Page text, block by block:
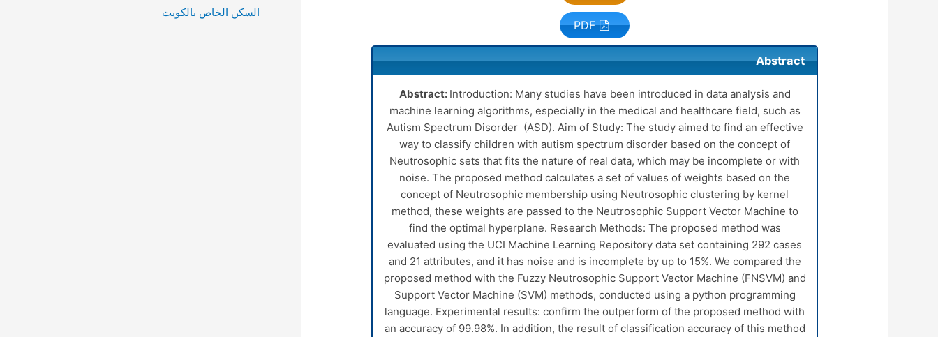
PDF
Abstract
Abstract: Introduction: Many studies have been introduced in data analysis and
machine learning algorithms, especially in the medical and healthcare field, such as
Autism Spectrum Disorder (ASD). Aim of Study: The study aimed to find an effective
way to classify children with autism spectrum disorder based on the concept of
Neutrosophic sets that fits the nature of real data, which may be incomplete or with
noise. The proposed method calculates a set of values of weights based on the
concept of Neutrosophic membership using Neutrosophic clustering by kernel
method, these weights are passed to the Neutrosophic Support Vector Machine to
find the optimal hyperplane. Research Methods: The proposed method was
evaluated using the UCI Machine Learning Repository data set containing 292 cases
and 21 attributes, and it has noise and is incomplete by up to 15%. We compared the
proposed method with the Fuzzy Neutrosophic Support Vector Machine (FNSVM) and
Support Vector Machine (SVM) methods, conducted using a python programming
language. Experimental results: confirm the outperform of the proposed method with
an accuracy of 99.98%. In addition, the result of classification accuracy of this method
السكن الخاص بالكويت